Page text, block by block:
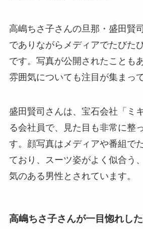
高嶋ちさ子さんの旦那・盛田賢
でありながらメディアでたびた
です。写真が公開されたことも
雰囲気についても注目が集まっ
盛田賢司さんは、宝石会社「ミ
る会社員で、見た目も非常に整
す。顔写真はメディアや番組で
ており、スーツ姿がよく似合う
気のある男性とされています。
高嶋ちさ子さんが一目惚れし